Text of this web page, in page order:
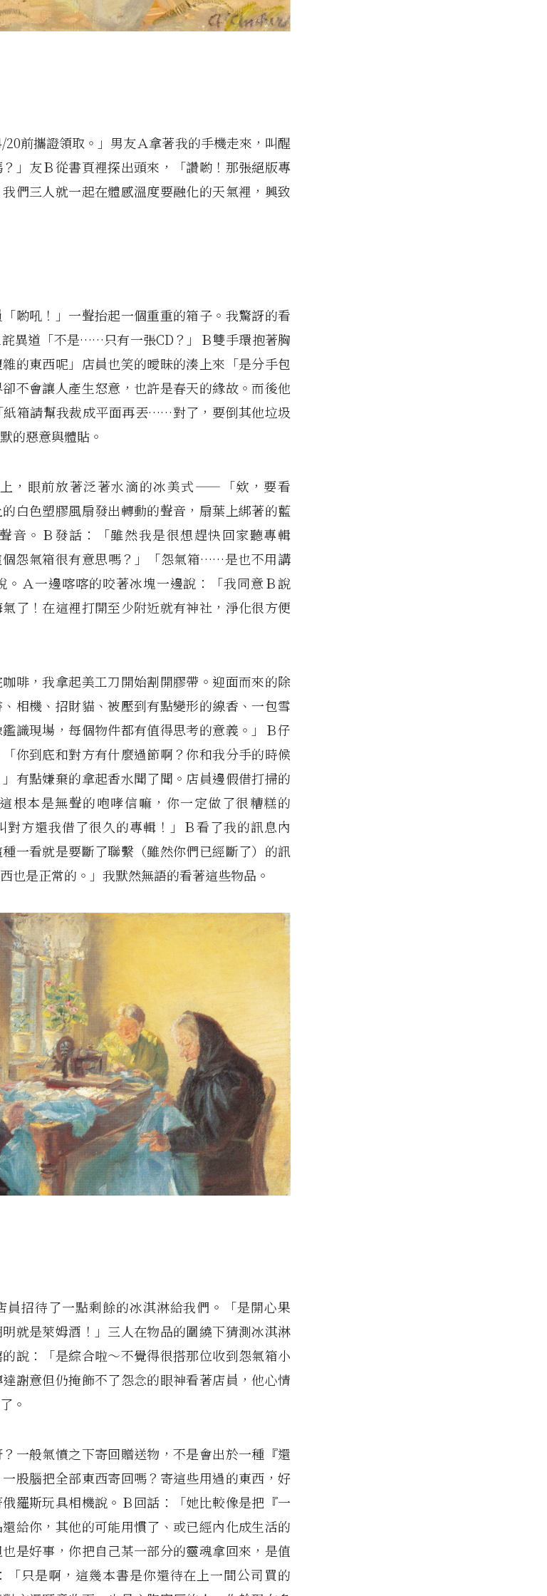
20前攜證領取。」男友Ａ拿著我的手機走來，叫醒
」友Ｂ從書頁裡探出頭來，「讚喲！那張絕版專
們三人就一起在體感溫度要融化的天氣裡，興致
喲吼！」一聲抬起一個重重的箱子。我驚訝的看
異道「不是……只有一張CD？」Ｂ雙手環抱著胸
的東西呢」店員也笑的曖昧的湊上來「是分手包
不會讓人產生怒意，也許是春天的緣故。而後他
箱請幫我裁成平面再丟……對了，要倒其他垃圾
的惡意與體貼。
，眼前放著泛著水滴的冰美式——「欸，要看
白色塑膠風扇發出轉動的聲音，扇葉上綁著的藍
音。Ｂ發話：「雖然我是很想趕快回家聽專輯
怨氣箱很有意思嗎？」「怨氣箱……是也不用講
。Ａ一邊喀喀的咬著冰塊一邊說：「我同意Ｂ說
了！在這裡打開至少附近就有神社，淨化很方便
啡，我拿起美工刀開始割開膠帶。迎面而來的除
相機、招財貓、被壓到有點變形的線香、一包雪
識現場，每個物件都有值得思考的意義。」Ｂ仔
你到底和對方有什麼過節啊？你和我分手的時候
有點嫌棄的拿起香水聞了聞。店員邊假借打掃的
根本是無聲的咆哮信嘛，你一定做了很糟糕的
對方還我借了很久的專輯！」Ｂ看了我的訊息內
一看就是要斷了聯繫（雖然你們已經斷了）的訊
也是正常的。」我默然無語的看著這些物品。
員招待了一點剩餘的冰淇淋給我們。「是開心果
就是萊姆酒！」三人在物品的圍繞下猜測冰淇淋
說：「是綜合啦～不覺得很搭那位收到怨氣箱小
謝意但仍掩飾不了怨念的眼神看著店員，他心情
。
？一般氣憤之下寄回贈送物，不是會出於一種『還
股腦把全部東西寄回嗎？寄這些用過的東西，好
羅斯玩具相機說。Ｂ回話：「她比較像是把『一
給你，其他的可能用慣了、或已經內化成生活的
是好事，你把自己某一部分的靈魂拿回來，是值
「只是啊，這幾本書是你還待在上一間公司買的